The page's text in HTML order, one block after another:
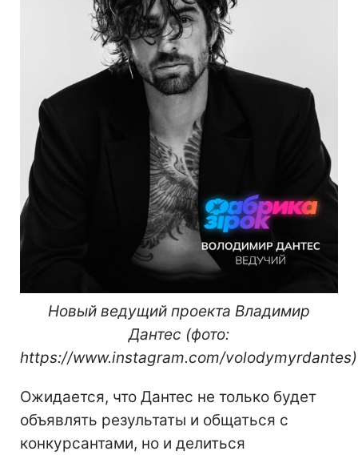
Новый ведущий проекта Владимир
Дантес (фото:
https://www.instagram.com/volodymyrdantes)
Ожидается, что Дантес не только будет
объявлять результаты и общаться с
конкурсантами, но и делиться